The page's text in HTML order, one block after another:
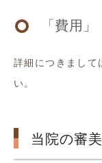
「費用」
詳細につきまして
い。
当院の審